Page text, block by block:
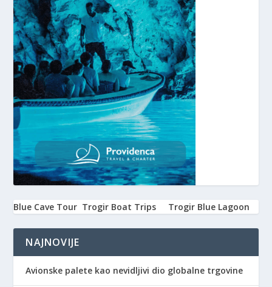
Blue Cave Tour Trogir Boat Trips Trogir Blue Lagoon
NAJNOVIJE
Avionske palete kao nevidljivi dio globalne trgovine